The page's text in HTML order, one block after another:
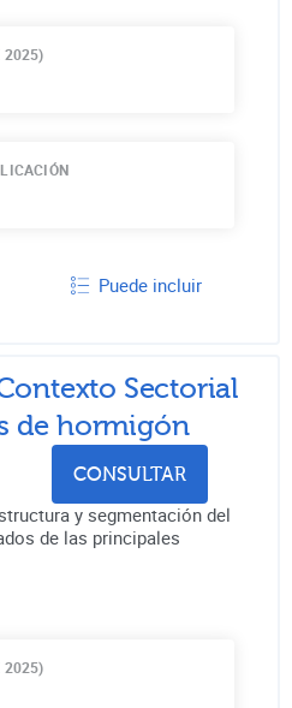
2025)
Puede incluir
Sectorial
de hormigón
CONSULTAR
y segmentación del
de las principales
2025)